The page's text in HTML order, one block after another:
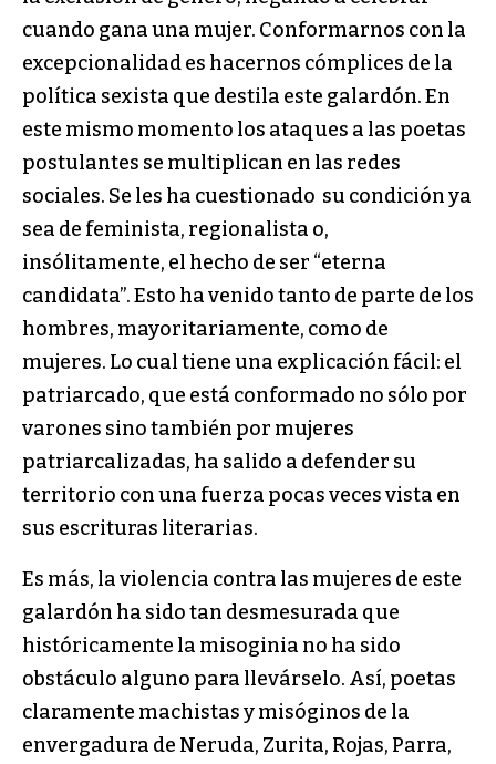
cuando gana una mujer. Conformarnos con la
excepcionalidad es hacernos cómplices de la
política sexista que destila este galardón. En
este mismo momento los ataques a las poetas
postulantes se multiplican en las redes
sociales. Se les ha cuestionado su condición ya
sea de feminista, regionalista o,
insólitamente, el hecho de ser “eterna
candidata”. Esto ha venido tanto de parte de los
hombres, mayoritariamente, como de
mujeres. Lo cual tiene una explicación fácil: el
patriarcado, que está conformado no sólo por
varones sino también por mujeres
patriarcalizadas, ha salido a defender su
territorio con una fuerza pocas veces vista en
sus escrituras literarias.
Es más, la violencia contra las mujeres de este
galardón ha sido tan desmesurada que
históricamente la misoginia no ha sido
obstáculo alguno para llevárselo. Así, poetas
claramente machistas y misóginos de la
envergadura de Neruda, Zurita, Rojas, Parra,